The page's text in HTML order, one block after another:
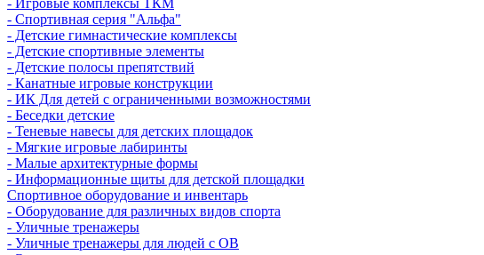
- Игровые комплексы ТКМ
- Спортивная серия "Альфа"
- Детские гимнастические комплексы
- Детские спортивные элементы
- Детские полосы препятствий
- Канатные игровые конструкции
- ИК Для детей с ограниченными возможностями
- Беседки детские
- Теневые навесы для детских площадок
- Мягкие игровые лабиринты
- Малые архитектурные формы
- Информационные щиты для детской площадки
Спортивное оборудование и инвентарь
- Оборудование для различных видов спорта
- Уличные тренажеры
- Уличные тренажеры для людей с ОВ